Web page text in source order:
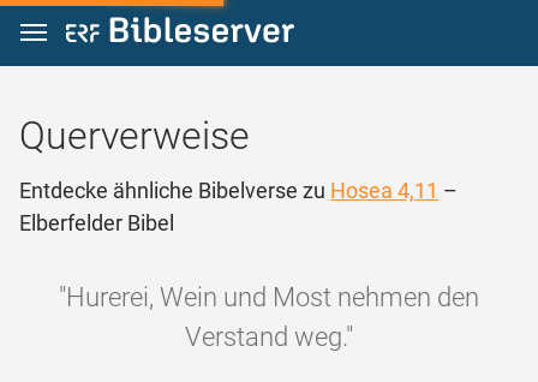
Zum Inhalt springen
Querverweise
Entdecke ähnliche Bibelverse zu Hosea 4,11 –
Elberfelder Bibel
"Hurerei, Wein und Most nehmen den
Verstand weg."